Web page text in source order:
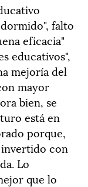
falto
eficacia"
educativos",
mejoría del
mayor
bien, se
está en
porque,
con
Lo
que lo